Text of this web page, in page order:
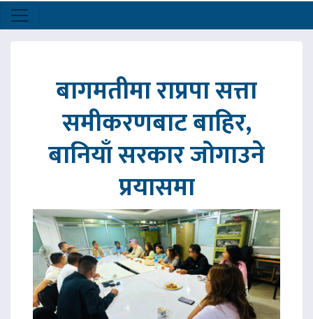
बागमतीमा राप्रपा सत्ता
समीकरणबाट बाहिर,
बानियाँ सरकार जोगाउने
प्रयासमा